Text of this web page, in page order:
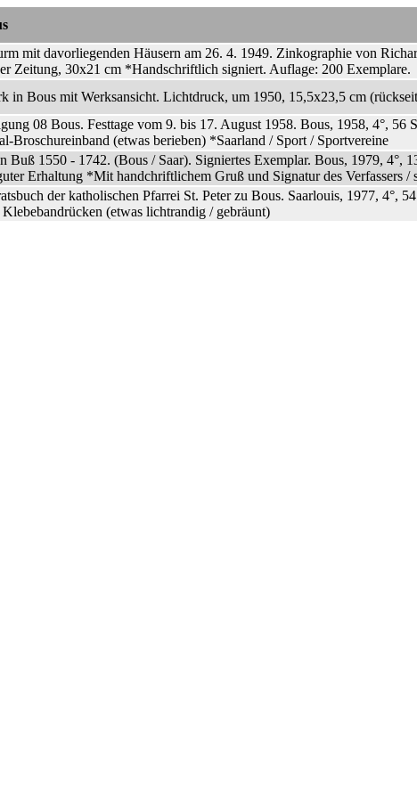
mit davorliegenden Häusern am 26. 4. 1949. Zinkographie von
Zeitung, 30x21 cm *Handschriftlich signiert. Auflage: 200 Exemplare.
in Bous mit Werksansicht. Lichtdruck, um 1950, 15,5x23,5 cm
08 Bous. Festtage vom 9. bis 17. August 1958. Bous, 1958, 4°, 56
Broschureinband (etwas berieben) *Saarland / Sport / Sportvereine
Buß 1550 - 1742. (Bous / Saar). Signiertes Exemplar. Bous, 1979, 4°,
Erhaltung *Mit handchriftlichem Gruß und Signatur des Verfassers /
der katholischen Pfarrei St. Peter zu Bous. Saarlouis, 1977, 4°,
(etwas lichtrandig / gebräunt)